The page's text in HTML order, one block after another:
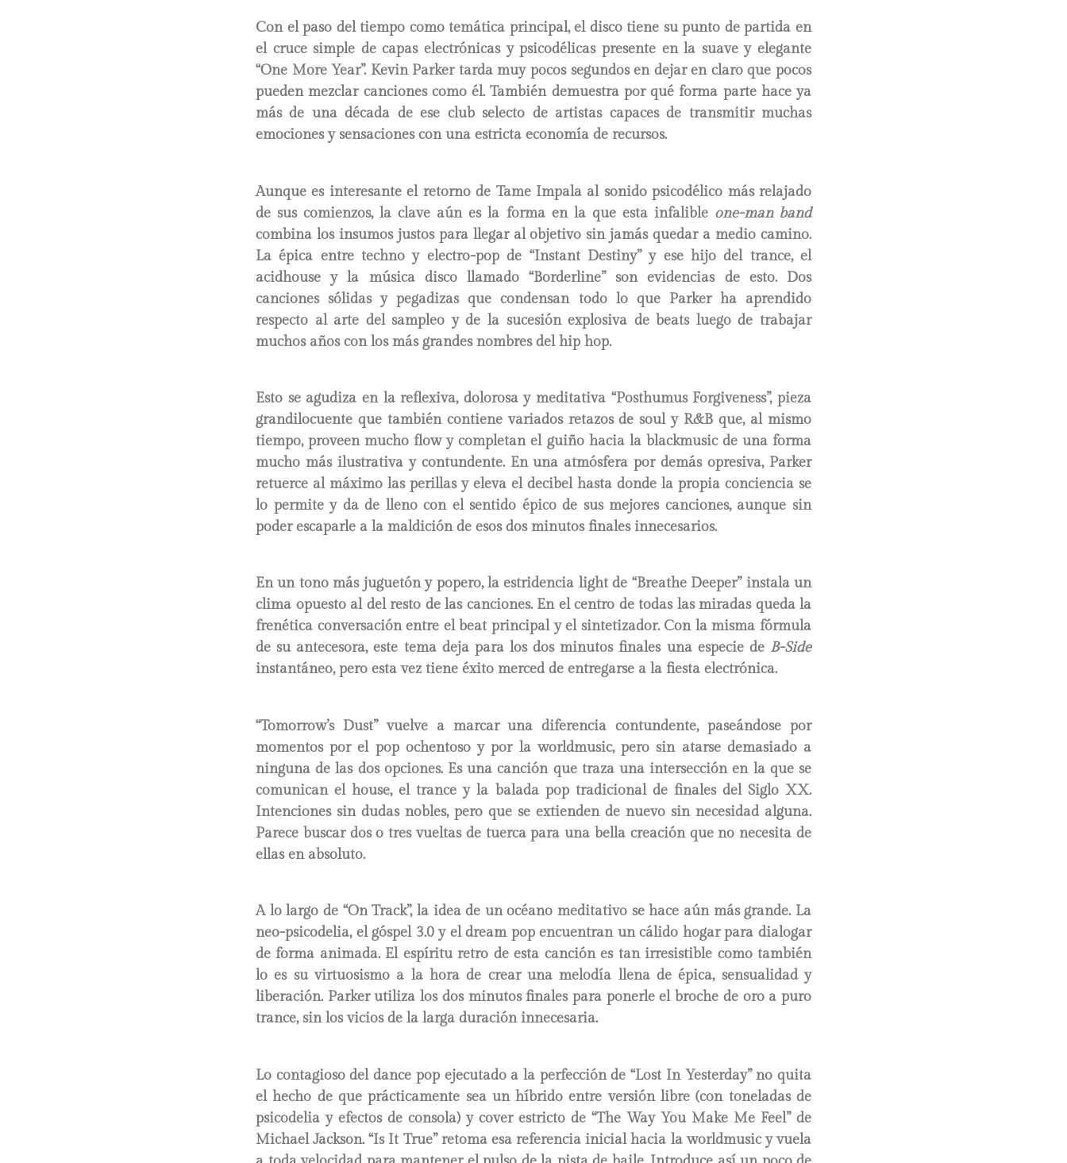
Con el paso del tiempo como temática principal, el disco tiene su punto de partida en
el cruce simple de capas electrónicas y psicodélicas presente en la suave y elegante
“One More Year”. Kevin Parker tarda muy pocos segundos en dejar en claro que pocos
pueden mezclar canciones como él. También demuestra por qué forma parte hace ya
más de una década de ese club selecto de artistas capaces de transmitir muchas
emociones y sensaciones con una estricta economía de recursos.
Aunque es interesante el retorno de Tame Impala al sonido psicodélico más relajado
de sus comienzos, la clave aún es la forma en la que esta infalible one-man band
combina los insumos justos para llegar al objetivo sin jamás quedar a medio camino.
La épica entre techno y electro-pop de “Instant Destiny” y ese hijo del trance, el
acidhouse y la música disco llamado “Borderline” son evidencias de esto. Dos
canciones sólidas y pegadizas que condensan todo lo que Parker ha aprendido
respecto al arte del sampleo y de la sucesión explosiva de beats luego de trabajar
muchos años con los más grandes nombres del hip hop.
Esto se agudiza en la reflexiva, dolorosa y meditativa “Posthumus Forgiveness”, pieza
grandilocuente que también contiene variados retazos de soul y R&B que, al mismo
tiempo, proveen mucho flow y completan el guiño hacia la blackmusic de una forma
mucho más ilustrativa y contundente. En una atmósfera por demás opresiva, Parker
retuerce al máximo las perillas y eleva el decibel hasta donde la propia conciencia se
lo permite y da de lleno con el sentido épico de sus mejores canciones, aunque sin
poder escaparle a la maldición de esos dos minutos finales innecesarios.
En un tono más juguetón y popero, la estridencia light de “Breathe Deeper” instala un
clima opuesto al del resto de las canciones. En el centro de todas las miradas queda la
frenética conversación entre el beat principal y el sintetizador. Con la misma fórmula
de su antecesora, este tema deja para los dos minutos finales una especie de B-Side
instantáneo, pero esta vez tiene éxito merced de entregarse a la fiesta electrónica.
“Tomorrow’s Dust” vuelve a marcar una diferencia contundente, paseándose por
momentos por el pop ochentoso y por la worldmusic, pero sin atarse demasiado a
ninguna de las dos opciones. Es una canción que traza una intersección en la que se
comunican el house, el trance y la balada pop tradicional de finales del Siglo XX.
Intenciones sin dudas nobles, pero que se extienden de nuevo sin necesidad alguna.
Parece buscar dos o tres vueltas de tuerca para una bella creación que no necesita de
ellas en absoluto.
A lo largo de “On Track”, la idea de un océano meditativo se hace aún más grande. La
neo-psicodelia, el góspel 3.0 y el dream pop encuentran un cálido hogar para dialogar
de forma animada. El espíritu retro de esta canción es tan irresistible como también
lo es su virtuosismo a la hora de crear una melodía llena de épica, sensualidad y
liberación. Parker utiliza los dos minutos finales para ponerle el broche de oro a puro
trance, sin los vicios de la larga duración innecesaria.
Lo contagioso del dance pop ejecutado a la perfección de “Lost In Yesterday” no quita
el hecho de que prácticamente sea un híbrido entre versión libre (con toneladas de
psicodelia y efectos de consola) y cover estricto de “The Way You Make Me Feel” de
Michael Jackson. “Is It True” retoma esa referencia inicial hacia la worldmusic y vuela